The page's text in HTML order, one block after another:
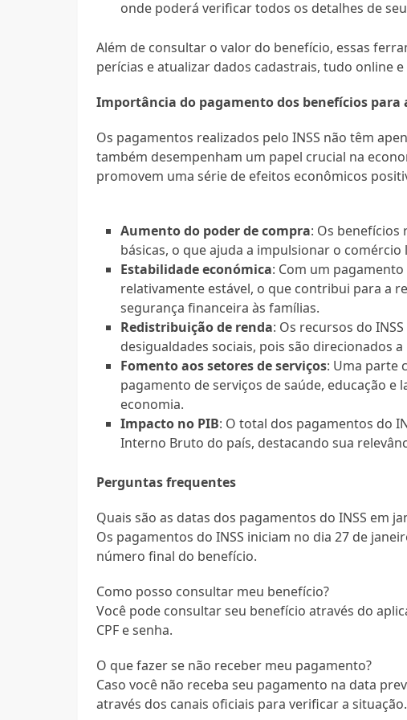
onde poderá verificar todos os detalhes de
Além de consultar o valor do benefício, essas
perícias e atualizar dados cadastrais, tudo online
Importância do pagamento dos benefícios para
Os pagamentos realizados pelo INSS não têm
também desempenham um papel crucial na
promovem uma série de efeitos econômicos
Aumento do poder de compra: Os benefícios
básicas, o que ajuda a impulsionar o
Estabilidade económica: Com um
relativamente estável, o que contribui para a
segurança financeira às famílias.
Redistribuição de renda: Os recursos do
desigualdades sociais, pois são direcionados
Fomento aos setores de serviços: Uma parte
pagamento de serviços de saúde, educação e
economia.
Impacto no PIB: O total dos pagamentos do
Interno Bruto do país, destacando sua
Perguntas frequentes
Quais são as datas dos pagamentos do INSS em
Os pagamentos do INSS iniciam no dia 27 de
número final do benefício.
Como posso consultar meu benefício?
Você pode consultar seu benefício através do
CPF e senha.
O que fazer se não receber meu pagamento?
Caso você não receba seu pagamento na data
através dos canais oficiais para verificar a situação.